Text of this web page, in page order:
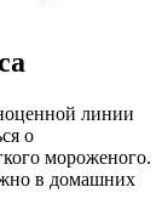
линии
о
мороженого.
в домашних